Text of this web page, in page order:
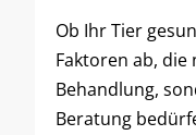
Ob Ihr Tier
Faktoren ab,
Behandlung,
Beratung